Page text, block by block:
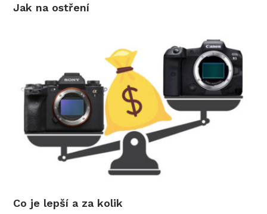
Jak na ostření
Co je lepší a za kolik